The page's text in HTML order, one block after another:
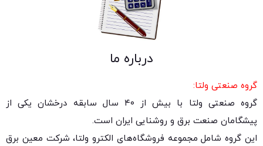
درباره ما
گروه صنعتی ولتا:
گروه صنعتی ولتا با بیش از ۴۰ سال سابقه درخشان یکی از
پیشگامان صنعت برق و روشنایی ایران است.
این گروه شامل مجموعه فروشگاه‌های الکترو ولتا، شرکت معین برق